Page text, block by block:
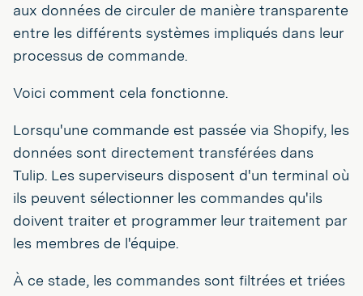
aux données de circuler de manière transparente
entre les différents systèmes impliqués dans leur
processus de commande.
Voici comment cela fonctionne.
Lorsqu'une commande est passée via Shopify, les
données sont directement transférées dans
Tulip. Les superviseurs disposent d'un terminal où
ils peuvent sélectionner les commandes qu'ils
doivent traiter et programmer leur traitement par
les membres de l'équipe.
À ce stade, les commandes sont filtrées et triées